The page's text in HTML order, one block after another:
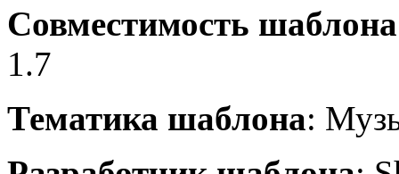
Совместимость шаблона
1.7
Тематика шаблона: